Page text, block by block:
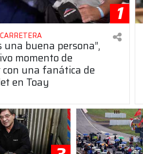
1
una buena persona”,
momento de
una fanática de
en Toay